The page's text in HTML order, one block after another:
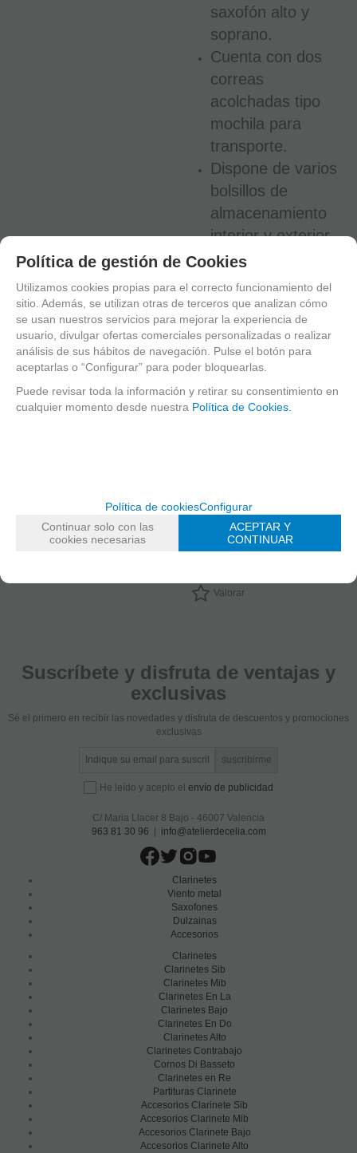
saxofón alto y
soprano.
Cuenta con dos
correas
acolchadas tipo
mochila para
transporte.
Dispone de varios
bolsillos de
almacenamiento
interior y exterior.
MARCA
FAMILIAS RELACIONADAS
Accesorios Saxo Alto
Accesorios Saxo Soprano
Saxofones
Estuches Instrumento
Solicitar más info
Valorar
Suscríbete y disfruta de ventajas y
exclusivas
Sé el primero en recibir las novedades y disfruta de descuentos y promociones
exclusivas
He leído y acepto el envío de publicidad
C/ Maria Llacer 8 Bajo - 46007 Valencia
963 81 30 96
info@atelierdecelia.com
Clarinetes
Viento metal
Saxofones
Dulzainas
Accesorios
Clarinetes
Clarinetes Sib
Clarinetes Mib
Clarinetes En La
Clarinetes Bajo
Clarinetes En Do
Clarinetes Alto
Clarinetes Contrabajo
Cornos Di Basseto
Clarinetes en Re
Partituras Clarinete
Accesorios Clarinete Sib
Accesorios Clarinete Mib
Accesorios Clarinete Bajo
Accesorios Clarinete Alto
Política de gestión de Cookies
Utilizamos cookies propias para el correcto funcionamiento del
sitio. Además, se utilizan otras de terceros que analizan cómo
se usan nuestros servicios para mejorar la experiencia de
usuario, divulgar ofertas comerciales personalizadas o realizar
análisis de sus hábitos de navegación. Pulse el botón para
aceptarlas o “Configurar” para poder bloquearlas.
Puede revisar toda la información y retirar su consentimiento en
cualquier momento desde nuestra Política de Cookies.
Política de cookiesConfigurar
Continuar solo con las
cookies necesarias
ACEPTAR Y
CONTINUAR